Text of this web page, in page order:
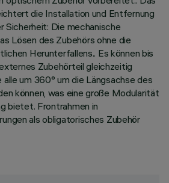
die Installation und Entfernung
Sicherheit: Die mechanische
Lösen des Zubehörs ohne die
Herunterfallens.. Es können bis
Zubehörteil gleichzeitig
um 360° um die Längsachse des
können, was eine große Modularität
bietet. Frontrahmen in
als obligatorisches Zubehör